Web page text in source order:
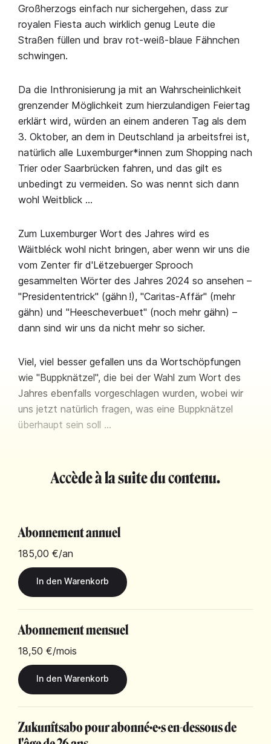
Großherzogs einfach nur sichergehen, dass zur
royalen Fiesta auch wirklich genug Leute die
Straßen füllen und brav rot-weiß-blaue Fähnchen
schwingen.
Da die Inthronisierung ja mit an Wahrscheinlichkeit
grenzender Möglichkeit zum hierzulandigen Feiertag
erklärt wird, würden an einem anderen Tag als dem
3. Oktober, an dem in Deutschland ja arbeitsfrei ist,
natürlich alle Luxemburger*innen zum Shopping nach
Trier oder Saarbrücken fahren, und das gilt es
unbedingt zu vermeiden. So was nennt sich dann
wohl Weitblick …
Zum Luxemburger Wort des Jahres wird es
Wäitbléck wohl nicht bringen, aber wenn wir uns die
vom Zenter fir d'Lëtzebuerger Sprooch
gesammelten Wörter des Jahres 2024 so ansehen –
"Presidententrick" (gähn !), "Caritas-Affär" (mehr
gähn) und "Heescheverbuet" (noch mehr gähn) –
dann sind wir uns da nicht mehr so sicher.
Viel, viel besser gefallen uns da Wortschöpfungen
wie "Buppknätzel", die bei der Wahl zum Wort des
Jahres ebenfalls vorgeschlagen wurden, wobei wir
uns jetzt natürlich fragen, was eine Buppknätzel
überhaupt sein soll …
Accède à la suite du contenu.
Abonnement annuel
185,00 €/an
Abonnement mensuel
18,50 €/mois
Zukunftsabo pour abonné·e·s en-dessous de